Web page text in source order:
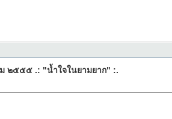
ม ๒๕๕๕ .: "น้ำใจในยามยาก" :.